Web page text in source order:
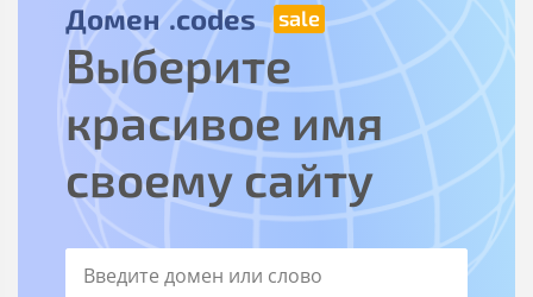
Домен .codes
Выберите
красивое имя
своему сайту